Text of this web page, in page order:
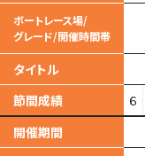
ボートレース場/
グレード/開催時間帯
タイトル
節間成績
６
開催期間